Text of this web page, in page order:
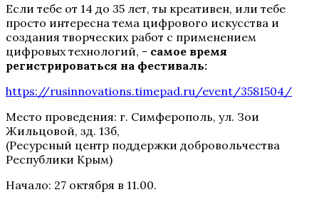
Если тебе от 14 до 35 лет, ты креативен, или тебе
просто интересна тема цифрового искусства и
создания творческих работ с применением
цифровых технологий, - самое время
регистрироваться на фестиваль:
https://rusinnovations.timepad.ru/event/3581504/
Место проведения: г. Симферополь, ул. Зои
Жильцовой, зд. 13б,
(Ресурсный центр поддержки добровольчества
Республики Крым)
Начало: 27 октября в 11.00.